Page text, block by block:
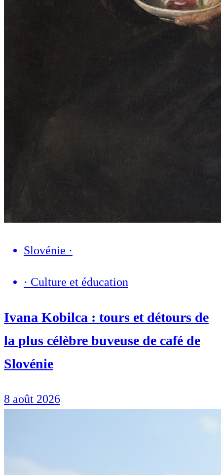
Slovénie ·
· Culture et éducation
Ivana Kobilca : tours et détours de
la plus célèbre buveuse de café de
Slovénie
8 août 2026